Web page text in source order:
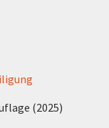
(2025)